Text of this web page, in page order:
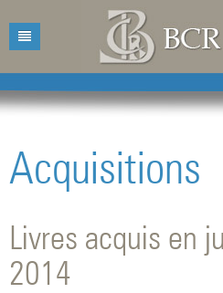
Accueil
Présentation
Contacts
Mentions légales
Catalogue
Catalogue des revues
Bibliographies
Conférences
Acquisitions
Livres acquis en
2014